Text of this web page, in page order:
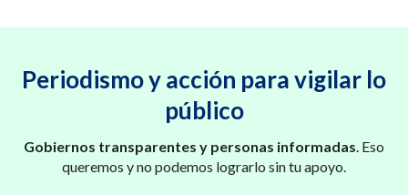
Periodismo y acción para vigilar lo
público
Gobiernos transparentes y personas informadas. Eso
queremos y no podemos lograrlo sin tu apoyo.